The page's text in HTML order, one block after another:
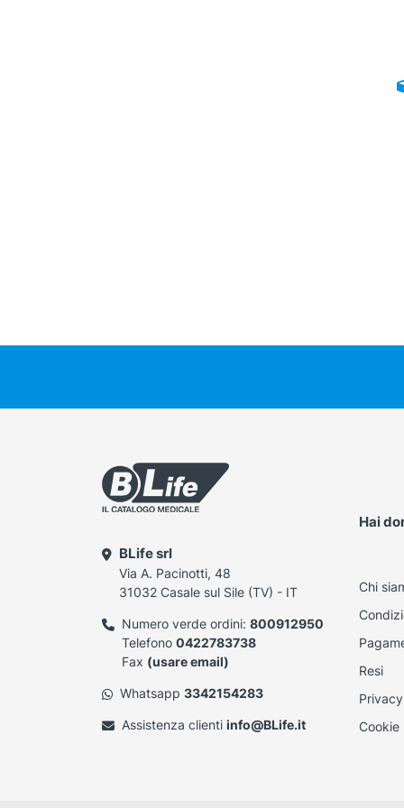
BLife srl
Via A. Pacinotti, 48
31032 Casale sul Sile (TV) - IT
Numero verde ordini: 800912950
Telefono 0422783738
Fax (usare email)
Whatsapp 3342154283
Assistenza clienti info@BLife.it
Hai
Chi
Resi
Cookie